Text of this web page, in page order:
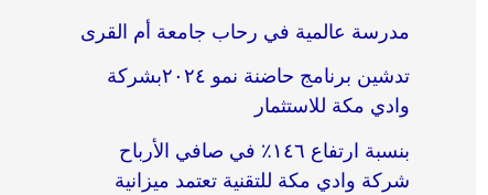
مدرسة عالمية في رحاب جامعة أم القرى​
تدشين برنامج حاضنة نمو ٢٠٢٤بشركة
وادي مكة للاستثمار
بنسبة ارتفاع ١٤٦٪؜ في صافي الأرباح
شركة وادي مكة للتقنية تعتمد ميزانية